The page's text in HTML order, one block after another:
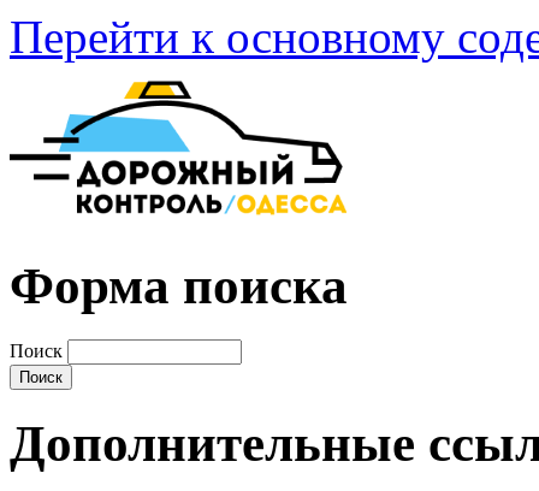
Перейти к основному
Форма поиска
Поиск
Дополнительные